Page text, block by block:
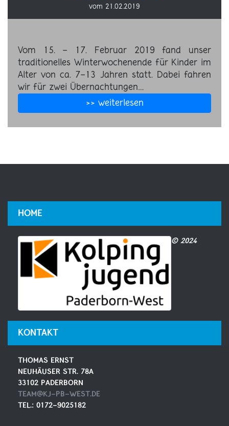
vom 21.02.2019
Vom 15. - 17. Februar 2019 fand unser
traditionelles Winterwochenende für Kinder im
Alter von ca. 7-13 Jahren statt. Dabei fahren
wir für zwei Übernachtungen…
>> weiterlesen
HOME
© 2024
KONTAKT
THOMAS ERNST
NEUHÄUSER STR. 78A
33102 PADERBORN
TEAM@KJ-PB-WEST.DE
TEL.: 0172-9025182